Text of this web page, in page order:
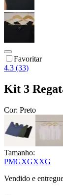
Favoritar
4.3 (33)
Kit 3
Cor: Preto
Tamanho:
PMGXGXXG
Vendido e